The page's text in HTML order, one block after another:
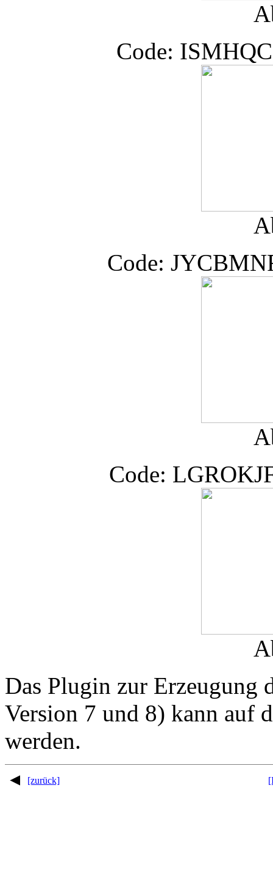
Code:
Code:
Code:
Das Plugin zur Erzeugung
Version 7 und 8) kann auf
werden.
[zurück]